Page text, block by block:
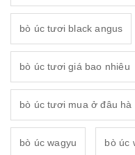
bò úc tươi black angus
bò úc tươi giá bao nhiêu
bò úc tươi mua ở đâu hà
bò úc wagyu bò úc